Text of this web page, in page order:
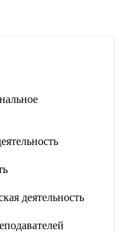
деятельность